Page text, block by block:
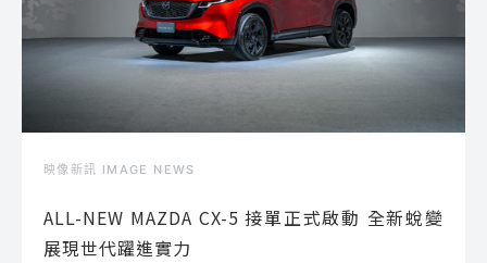
映像新訊 IMAGE NEWS
ALL-NEW MAZDA CX-5 接單正式啟動 全新蛻變
展現世代躍進實力